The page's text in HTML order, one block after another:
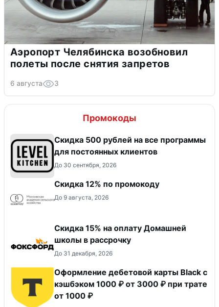
Аэропорт Челябинска возобновил
полеты после снятия запретов
6 августа 3
Промокоды
Скидка 500 рублей на все программы
для постоянных клиентов
До 30 сентября, 2026
Скидка 12% по промокоду
До 9 августа, 2026
Скидка 15% на оплату Домашней
школы в рассрочку
До 31 декабря, 2026
Оформление дебетовой карты Black с
кэшбэком 1000 ₽ от 3000 ₽ при трате
от 1000 ₽